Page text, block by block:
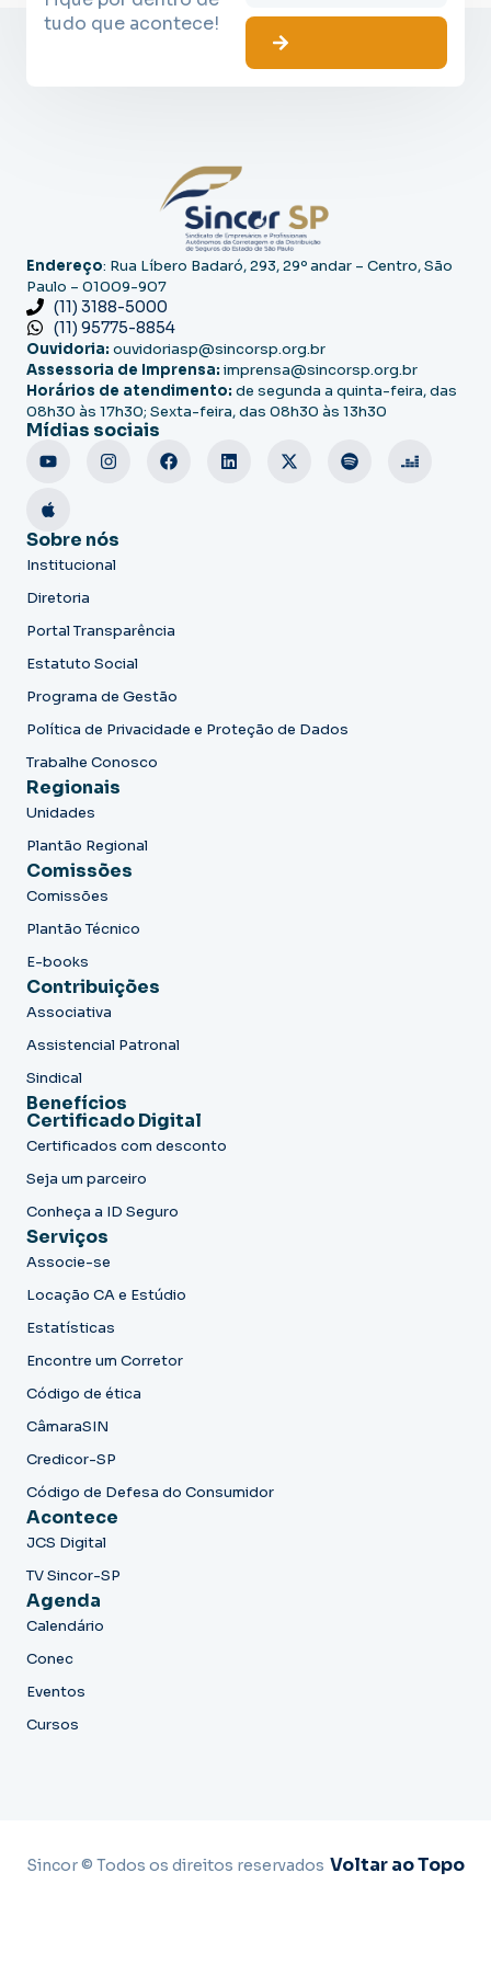
tudo que acontece!
Endereço: Rua Líbero Badaró, 293, 29º andar – Centro, São
Paulo – 01009-907
(11) 3188-5000
(11) 95775-8854
Ouvidoria: ouvidoriasp@sincorsp.org.br
Assessoria de Imprensa: imprensa@sincorsp.org.br
Horários de atendimento: de segunda a quinta-feira, das
08h30 às 17h30; Sexta-feira, das 08h30 às 13h30
Mídias sociais
Sobre nós
Institucional
Diretoria
Portal Transparência
Estatuto Social
Programa de Gestão
Política de Privacidade e Proteção de Dados
Trabalhe Conosco
Regionais
Unidades
Plantão Regional
Comissões
Comissões
Plantão Técnico
E-books
Contribuições
Associativa
Assistencial Patronal
Sindical
Benefícios
Certificado Digital
Certificados com desconto
Seja um parceiro
Conheça a ID Seguro
Serviços
Associe-se
Locação CA e Estúdio
Estatísticas
Encontre um Corretor
Código de ética
CâmaraSIN
Credicor-SP
Código de Defesa do Consumidor
Acontece
JCS Digital
TV Sincor-SP
Agenda
Calendário
Conec
Eventos
Cursos
Sincor © Todos os direitos reservados Voltar ao Topo